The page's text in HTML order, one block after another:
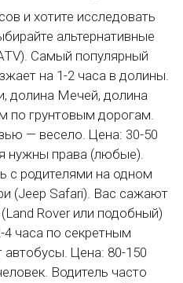
и хотите исследовать
альтернативные
Самый популярный
на 1-2 часа в долины.
долина Мечей, долина
по грунтовым дорогам.
— весело. Цена: 30-50
нужны права (любые).
с родителями на одном
(Jeep Safari). Вас сажают
Rover или подобный)
часа по секретным
Цена: 80-150
Водитель часто